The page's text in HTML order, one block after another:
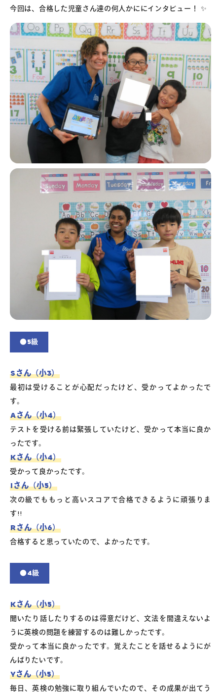
コラム・読み物
今回は、合格した児童さん達の何人かににインタビュー！ ✨
●5級
Sさん（小3）
最初は受けることが心配だったけど、受かってよかったで
す。
Aさん（小4）
テストを受ける前は緊張していたけど、受かって本当に良か
ったです。
Kさん（小4）
受かって良かったです。
Iさん（小5）
次の級でももっと高いスコアで合格できるように頑張りま
す!!
Rさん（小6）
合格すると思っていたので、よかったです。
●4級
Kさん（小5）
聞いたり話したりするのは得意だけど、文法を間違えないよ
うに英検の問題を練習するのは難しかったです。
受かって本当に良かったです。覚えたことを話せるようにが
んばりたいです。
Yさん（小5）
毎日、英検の勉強に取り組んでいたので、その成果が出てう